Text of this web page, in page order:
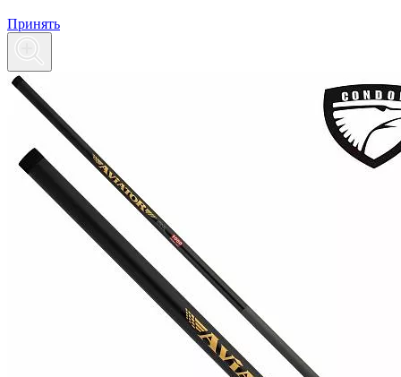
Принять